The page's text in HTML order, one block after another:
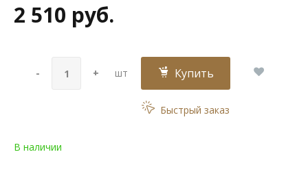
2 510 руб.
- + шт Купить
Быстрый заказ
В наличии